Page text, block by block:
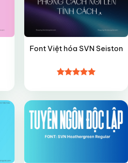
Font Việt hóa SVN Seiston
hạng55
sao